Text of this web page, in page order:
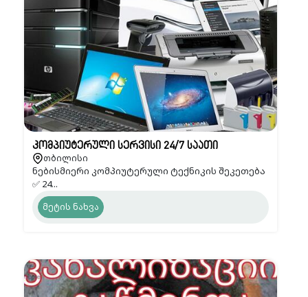
კომპიუტერული სერვისი 24/7 საათი
თბილისი
ნებისმიერი კომპიუტერული ტექნიკის შეკეთება
✅ 24...
მეტის ნახვა